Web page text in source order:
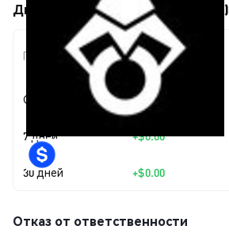
Движения цены Looter (LOOTER)
Период
Изменение
суммы
Сегодня $-0.00000406
7 дней +$0.00
30 дней +$0.00
Отказ от ответственности